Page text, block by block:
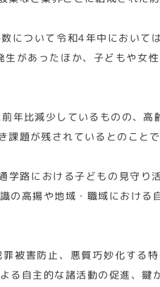
について令和4年中におい
があったほか、子どもや女
比減少しているものの、高
題が残されているとのことで
路における子どもの見守り
高揚や地域・職域におけ
被害防止、悪質巧妙化する
自主的な諸活動の促進、鍵